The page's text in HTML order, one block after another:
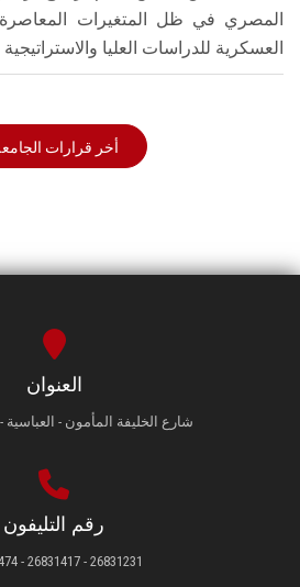
المصري في ظل المتغيرات المعاصرة"
العسكرية للدراسات العليا والاستراتيجية
أخر قرارات
العنوان
شارع الخليفة المأمون - العباسية
رقم التليفون
26831231 - 26831417 - 26831474